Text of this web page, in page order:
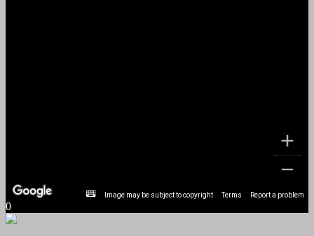
Image may be subject to copyright Terms Report a problem
0